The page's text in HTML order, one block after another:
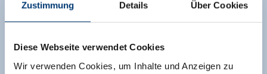
Zustimmung Details Über Cookies
Diese Webseite verwendet Cookies
Wir verwenden Cookies, um Inhalte und Anzeigen zu